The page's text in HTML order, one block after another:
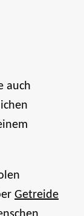
auch
Getreide